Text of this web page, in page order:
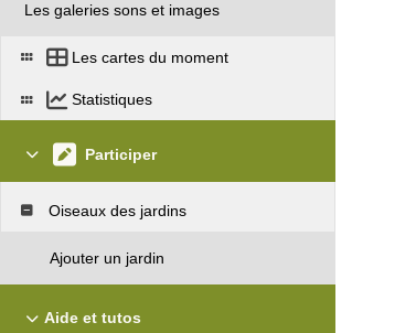
Les galeries sons et images
Les cartes du moment
Statistiques
Participer
Oiseaux des jardins
Ajouter un jardin
Aide et tutos